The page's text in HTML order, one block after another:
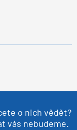
o nich vědět?
vás nebudeme.